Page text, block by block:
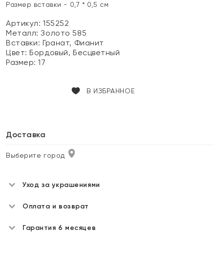
Размер вставки - 0,7 * 0,5 см
Артикул: 155252
Металл:Золото 585
Вставки:Гранат, Фианит
Цвет:Бордовый, Бесцветный
Размер:17
В ИЗБРАННОЕ
Доставка
Выберите город
Уход за украшениями
Оплата и возврат
Гарантия 6 месяцев